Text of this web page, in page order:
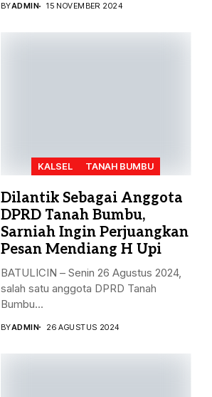
BYADMIN 15 NOVEMBER 2024
KALSEL TANAH BUMBU
Dilantik Sebagai Anggota
DPRD Tanah Bumbu,
Sarniah Ingin Perjuangkan
Pesan Mendiang H Upi
BATULICIN – Senin 26 Agustus 2024,
salah satu anggota DPRD Tanah
Bumbu...
BYADMIN 26 AGUSTUS 2024